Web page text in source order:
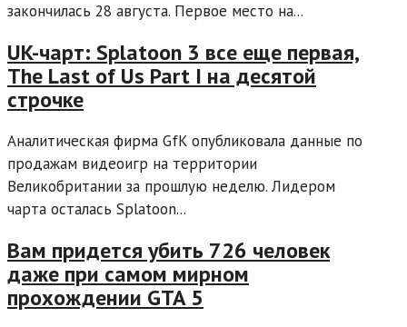
закончилась 28 августа. Первое место на...
UK-чарт: Splatoon 3 все еще первая,
The Last of Us Part I на десятой
строчке
Аналитическая фирма GfK опубликовала данные по
продажам видеоигр на территории
Великобритании за прошлую неделю. Лидером
чарта осталась Splatoon...
Вам придется убить 726 человек
даже при самом мирном
прохождении GTA 5